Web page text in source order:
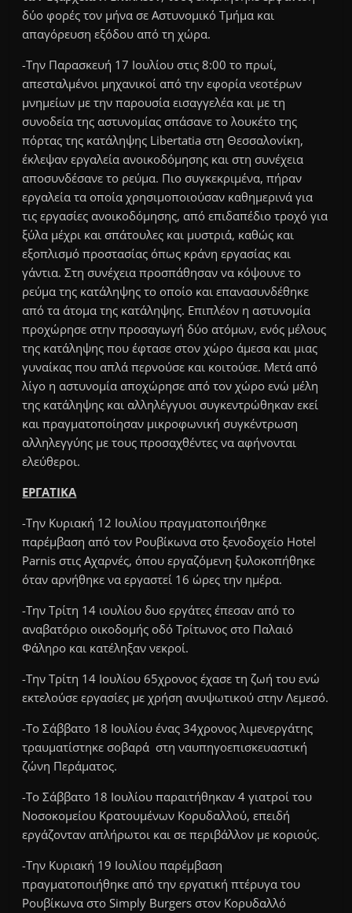
δύο φορές τον μήνα σε Αστυνομικό Τμήμα και
απαγόρευση εξόδου από τη χώρα.
-Την Παρασκευή 17 Ιουλίου στις 8:00 το πρωί,
απεσταλμένοι μηχανικοί από την εφορία νεοτέρων
μνημείων με την παρουσία εισαγγελέα και με τη
συνοδεία της αστυνομίας σπάσανε το λουκέτο της
πόρτας της κατάληψης Libertatia στη Θεσσαλονίκη,
έκλεψαν εργαλεία ανοικοδόμησης και στη συνέχεια
αποσυνδέσανε το ρεύμα. Πιο συγκεκριμένα, πήραν
εργαλεία τα οποία χρησιμοποιούσαν καθημερινά για
τις εργασίες ανοικοδόμησης, από επιδαπέδιο τροχό για
ξύλα μέχρι και σπάτουλες και μυστριά, καθώς και
εξοπλισμό προστασίας όπως κράνη εργασίας και
γάντια. Στη συνέχεια προσπάθησαν να κόψουνε το
ρεύμα της κατάληψης το οποίο και επανασυνδέθηκε
από τα άτομα της κατάληψης. Επιπλέον η αστυνομία
προχώρησε στην προσαγωγή δύο ατόμων, ενός μέλους
της κατάληψης που έφτασε στον χώρο άμεσα και μιας
γυναίκας που απλά περνούσε και κοιτούσε. Μετά από
λίγο η αστυνομία αποχώρησε από τον χώρο ενώ μέλη
της κατάληψης και αλληλέγγυοι συγκεντρώθηκαν εκεί
και πραγματοποίησαν μικροφωνική συγκέντρωση
αλληλεγγύης με τους προσαχθέντες να αφήνονται
ελεύθεροι.
ΕΡΓΑΤΙΚΑ
-Την Κυριακή 12 Ιουλίου πραγματοποιήθηκε
παρέμβαση από τον Ρουβίκωνα στο ξενοδοχείο Hotel
Parnis στις Αχαρνές, όπου εργαζόμενη ξυλοκοπήθηκε
όταν αρνήθηκε να εργαστεί 16 ώρες την ημέρα.
-Την Τρίτη 14 ιουλίου δυο εργάτες έπεσαν από το
αναβατόριο οικοδομής οδό Τρίτωνος στο Παλαιό
Φάληρο και κατέληξαν νεκροί.
-Την Τρίτη 14 Ιουλίου 65χρονος έχασε τη ζωή του ενώ
εκτελούσε εργασίες με χρήση ανυψωτικού στην Λεμεσό.
-Το Σάββατο 18 Ιουλίου ένας 34χρονος λιμενεργάτης
τραυματίστηκε σοβαρά στη ναυπηγοεπισκευαστική
ζώνη Περάματος.
-Το Σάββατο 18 Ιουλίου παραιτήθηκαν 4 γιατροί του
Νοσοκομείου Κρατουμένων Κορυδαλλού, επειδή
εργάζονταν απλήρωτοι και σε περιβάλλον με κοριούς.
-Την Κυριακή 19 Ιουλίου παρέμβαση
πραγματοποιήθηκε από την εργατική πτέρυγα του
Ρουβίκωνα στο Simply Burgers στον Κορυδαλλό